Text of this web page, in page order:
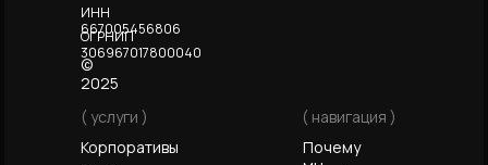
( услуги )
( навигация )
Корпоративы
Почему
ИНН
667005456806
ОГРНИП
306967017800040
©
2025